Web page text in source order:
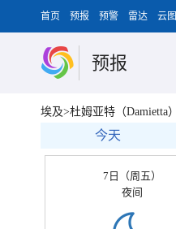
首页 预报 预警 雷达 云图
预报
埃及>杜姆亚特（Damietta）
今天
7日（周五）
夜间